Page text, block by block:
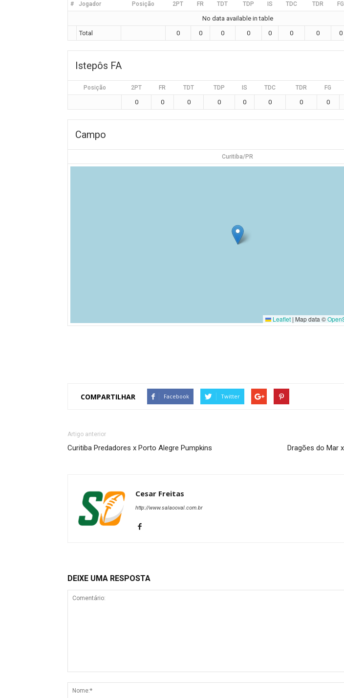
# Jogador Posição 2PT FR TDT TDP IS TDC TDR FG
No data available in table
Total
0 0 0 0 0 0 0 0
Istepôs FA
Posição 2PT FR TDT TDP IS TDC TDR FG
0 0 0 0 0 0 0 0
Campo
Curitiba/PR
Leaflet | Map data ©
COMPARTILHAR Facebook Twitter
Artigo anterior
Curitiba Predadores x Porto Alegre Pumpkins Dragões do Mar
Cesar Freitas
http://www.salaooval.com.br
DEIXE UMA RESPOSTA